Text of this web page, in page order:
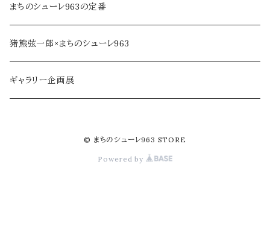
ジャム・加工品
soe farm
民芸品・手仕事
まちのシューレ963の定番
猪熊弦一郎×まちのシューレ963
ギャラリー企画展
© まちのシューレ963 STORE
Powered by